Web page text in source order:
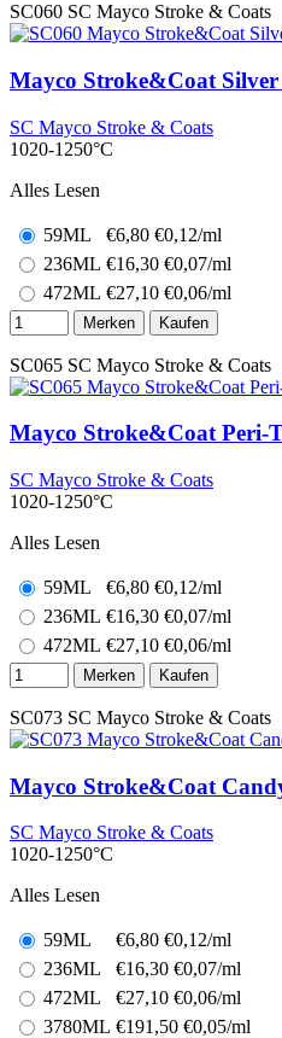
SC060 SC Mayco Stroke & Coats
Mayco Stroke&Coat
SC Mayco Stroke & Coats
1020-1250°C
Alles Lesen
59ML €6,80 €0,12/ml
236ML €16,30 €0,07/ml
472ML €27,10 €0,06/ml
Merken Kaufen
SC065 SC Mayco Stroke & Coats
Mayco Stroke&Coat Peri-
SC Mayco Stroke & Coats
1020-1250°C
Alles Lesen
59ML €6,80 €0,12/ml
236ML €16,30 €0,07/ml
472ML €27,10 €0,06/ml
Merken Kaufen
SC073 SC Mayco Stroke & Coats
Mayco Stroke&Coat
SC Mayco Stroke & Coats
1020-1250°C
Alles Lesen
59ML €6,80 €0,12/ml
236ML
€16,30 €0,07/ml
472ML
€27,10 €0,06/ml
3780ML €191,50 €0,05/ml